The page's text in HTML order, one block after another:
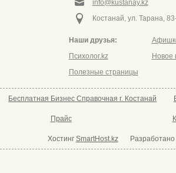
info@kustanay.kz
Костанай, ул. Тарана,
Наши друзья:
Психолог.kz
Полезные страницы
Новое
Бесплатная Бизнес Справочная г. Костанай
Прайс
Хостинг SmartHost.kz Разработано